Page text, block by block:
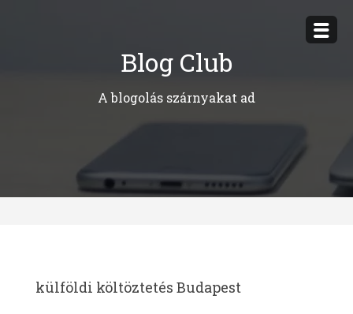
Blog Club
A blogolás szárnyakat ad
külföldi költöztetés Budapest